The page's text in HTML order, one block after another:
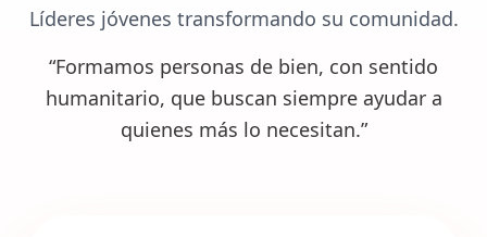
Líderes jóvenes transformando su comunidad.
“Formamos personas de bien, con sentido
humanitario, que buscan siempre ayudar a
quienes más lo necesitan.”